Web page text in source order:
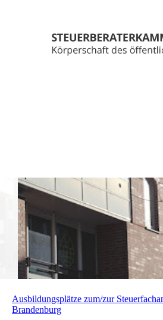
Ausbildungsplätze zum/zur
Brandenburg